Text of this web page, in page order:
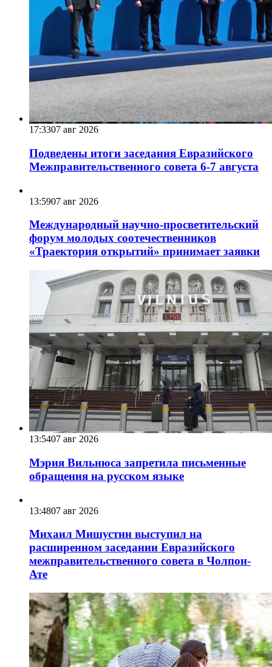
17:3307 авг 2026
Подведены итоги заседания Евразийского
Межправительственного совета 6-7 августа
13:5907 авг 2026
Международный научно-просветительский
форум молодых соотечественников
«Траектория открытий» принимает заявки
13:5407 авг 2026
Мэрия Вильнюса запретила письменные
обращения на русском языке
13:4807 авг 2026
Михаил Мишустин выступил на
расширенном заседании Евразийского
межправительственного совета в Чолпон-
Ате